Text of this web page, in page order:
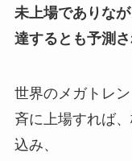
未上場でありな
達するとも予測さ
世界のメガトレ
斉に上場すれば
込み、